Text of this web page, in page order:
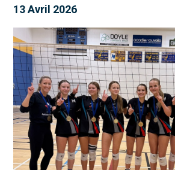
13 Avril 2026